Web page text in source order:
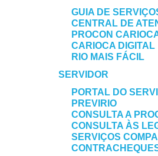
GUIA DE
CENTRAL DE
PROCON
CARIOCA DIGITAL
RIO MAIS FÁCIL
SERVIDOR
PORTAL DO
PREVIRIO
CONSULTA A
CONSULTA ÀS
SERVIÇOS